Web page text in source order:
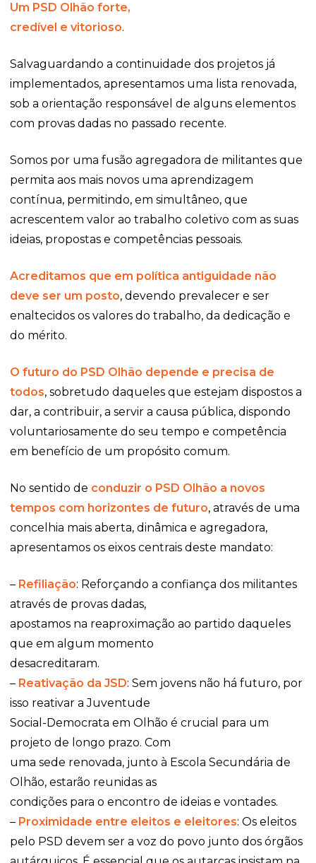
Um PSD Olhão forte,
credível e vitorioso.
Salvaguardando a continuidade dos projetos já
implementados, apresentamos uma lista renovada,
sob a orientação responsável de alguns elementos
com provas dadas no passado recente.
Somos por uma fusão agregadora de militantes que
permita aos mais novos uma aprendizagem
contínua, permitindo, em simultâneo, que
acrescentem valor ao trabalho coletivo com as suas
ideias, propostas e competências pessoais.
Acreditamos que em política antiguidade não
deve ser um posto, devendo prevalecer e ser
enaltecidos os valores do trabalho, da dedicação e
do mérito.
O futuro do PSD Olhão depende e precisa de
todos, sobretudo daqueles que estejam dispostos a
dar, a contribuir, a servir a causa pública, dispondo
voluntariosamente do seu tempo e competência
em benefício de um propósito comum.
No sentido de conduzir o PSD Olhão a novos
tempos com horizontes de futuro, através de uma
concelhia mais aberta, dinâmica e agregadora,
apresentamos os eixos centrais deste mandato:
– Refiliação: Reforçando a confiança dos militantes
através de provas dadas,
apostamos na reaproximação ao partido daqueles
que em algum momento
desacreditaram.
– Reativação da JSD: Sem jovens não há futuro, por
isso reativar a Juventude
Social-Democrata em Olhão é crucial para um
projeto de longo prazo. Com
uma sede renovada, junto à Escola Secundária de
Olhão, estarão reunidas as
condições para o encontro de ideias e vontades.
– Proximidade entre eleitos e eleitores: Os eleitos
pelo PSD devem ser a voz do povo junto dos órgãos